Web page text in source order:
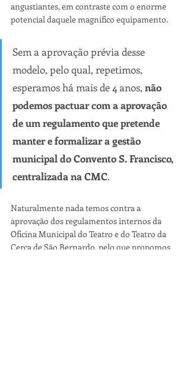
angustiantes, em contraste com o enorme
potencial daquele magnifico equipamento.
Sem a aprovação prévia desse
modelo, pelo qual, repetimos,
esperamos há mais de 4 anos, não
podemos pactuar com a aprovação
de um regulamento que pretende
manter e formalizar a gestão
municipal do Convento S. Francisco,
centralizada na CMC.
Naturalmente nada temos contra a
aprovação dos regulamentos internos da
Oficina Municipal do Teatro e do Teatro da
Cerca de São Bernardo, pelo que propomos